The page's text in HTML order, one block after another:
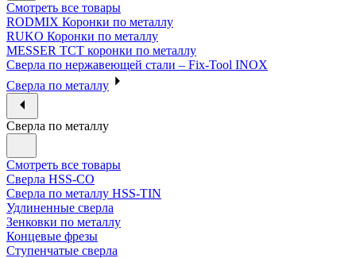
Смотреть все товары
RODMIX Коронки по металлу
RUKO Коронки по металлу
MESSER ТСТ коронки по металлу
Сверла по нержавеющей стали – Fix-Tool INOX
Сверла по металлу
Сверла по металлу
Смотреть все товары
Сверла HSS-CO
Сверла по металлу HSS-TIN
Удлиненные сверла
Зенковки по металлу
Концевые фрезы
Ступенчатые сверла